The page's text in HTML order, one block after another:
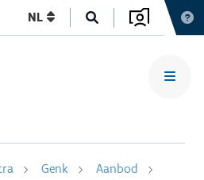
NL
Genk
Aanbod